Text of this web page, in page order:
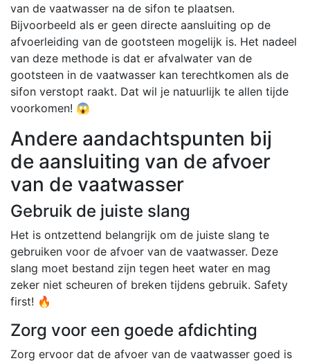
van de vaatwasser na de sifon te plaatsen.
Bijvoorbeeld als er geen directe aansluiting op de
afvoerleiding van de gootsteen mogelijk is. Het nadeel
van deze methode is dat er afvalwater van de
gootsteen in de vaatwasser kan terechtkomen als de
sifon verstopt raakt. Dat wil je natuurlijk te allen tijde
voorkomen! 😱
Andere aandachtspunten bij
de aansluiting van de afvoer
van de vaatwasser
Gebruik de juiste slang
Het is ontzettend belangrijk om de juiste slang te
gebruiken voor de afvoer van de vaatwasser. Deze
slang moet bestand zijn tegen heet water en mag
zeker niet scheuren of breken tijdens gebruik. Safety
first! 🔥
Zorg voor een goede afdichting
Zorg ervoor dat de afvoer van de vaatwasser goed is